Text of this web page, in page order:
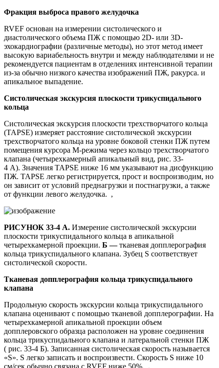
Фракция выброса правого желудочка
RVEF основан на измерении систолического и
диастолического объема ПЖ с помощью 2D- или 3D-
эхокардиографии (различные методы), но этот метод имеет
высокую вариабельность внутри и между наблюдателями и не
рекомендуется пациентам в отделениях интенсивной терапии
из-за обычно низкого качества изображений ПЖ, ракурса. и
апикальное выпадение.
Систолическая экскурсия плоскости трикуспидального
кольца
Систолическая экскурсия плоскости трехстворчатого кольца
(TAPSE) измеряет расстояние систолической экскурсии
трехстворчатого кольца на уровне боковой стенки ПЖ путем
помещения курсора М-режима через кольцо трехстворчатого
клапана (четырехкамерный апикальный вид, рис. 33-
4 А). Значения TAPSE ниже 16 мм указывают на дисфункцию
ПЖ. TAPSE легко регистрируется, прост и воспроизводим, но
он зависит от условий преднагрузки и постнагрузки, а также
от функции левого желудочка. ,
РИСУНОК 33-4 А. Измерение систолической экскурсии
плоскости трикуспидального кольца в апикальной
четырехкамерной проекции. Б —тканевая допплерография
кольца трикуспидального клапана. Зубец S соответствует
систолической скорости.
Тканевая допплерография кольца трикуспидального
клапана
Продольную скорость экскурсии кольца трикуспидального
клапана оценивают с помощью тканевой допплерографии. На
четырехкамерной апикальной проекции объем
допплеровского образца расположен на уровне соединения
кольца трикуспидального клапана и латеральной стенки ПЖ
( рис. 33-4 Б). Записанная систолическая скорость называется
«S». S легко записать и воспроизвести. Скорость S ниже 10
см/сек обычно связана с RVEF ниже 50%. ,